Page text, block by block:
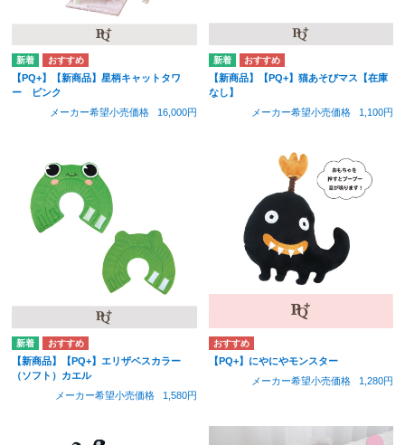
【PQ+】【新商品】星柄キャットタワ
ー ピンク
メーカー希望小売価格
16,000円
【新商品】【PQ+】猫あそびマス【在庫
なし】
メーカー希望小売価格
1,100円
【新商品】【PQ+】エリザベスカラー
（ソフト）カエル
メーカー希望小売価格
1,580円
【PQ+】にやにやモンスター
メーカー希望小売価格
1,280円